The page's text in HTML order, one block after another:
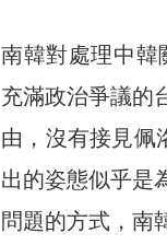
南韓對處理中韓
充滿政治爭議的
由，沒有接見佩
出的姿態似乎是
問題的方式，南